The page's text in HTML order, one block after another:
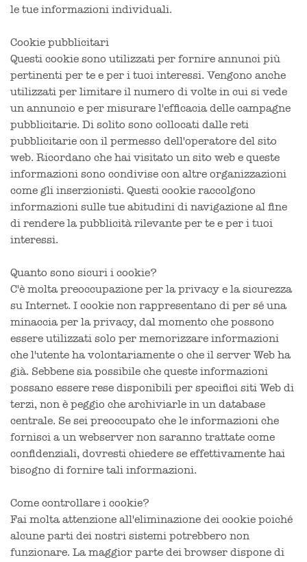
le tue informazioni individuali.
Cookie pubblicitari
Questi cookie sono utilizzati per fornire annunci più
pertinenti per te e per i tuoi interessi. Vengono anche
utilizzati per limitare il numero di volte in cui si vede
un annuncio e per misurare l'efficacia delle campagne
pubblicitarie. Di solito sono collocati dalle reti
pubblicitarie con il permesso dell'operatore del sito
web. Ricordano che hai visitato un sito web e queste
informazioni sono condivise con altre organizzazioni
come gli inserzionisti. Questi cookie raccolgono
informazioni sulle tue abitudini di navigazione al fine
di rendere la pubblicità rilevante per te e per i tuoi
interessi.
Quanto sono sicuri i cookie?
C'è molta preoccupazione per la privacy e la sicurezza
su Internet. I cookie non rappresentano di per sé una
minaccia per la privacy, dal momento che possono
essere utilizzati solo per memorizzare informazioni
che l'utente ha volontariamente o che il server Web ha
già. Sebbene sia possibile che queste informazioni
possano essere rese disponibili per specifici siti Web di
terzi, non è peggio che archiviarle in un database
centrale. Se sei preoccupato che le informazioni che
fornisci a un webserver non saranno trattate come
confidenziali, dovresti chiedere se effettivamente hai
bisogno di fornire tali informazioni.
Come controllare i cookie?
Fai molta attenzione all'eliminazione dei cookie poiché
alcune parti dei nostri sistemi potrebbero non
funzionare. La maggior parte dei browser dispone di